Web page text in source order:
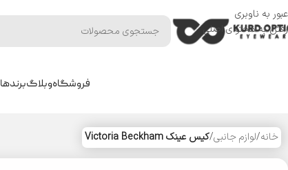
عبور به ناوبری
رفتن به محتوای اصلی
فروشگاهوبلاگبرندها
خانه/لوازم جانبی/کیس عینک Victoria Beckham